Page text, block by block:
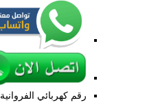
رقم كهربائي الفروانية